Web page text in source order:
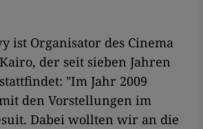
ist Organisator des Cinema
der seit sieben Jahren
"Im Jahr 2009
den Vorstellungen im
Dabei wollten wir an die